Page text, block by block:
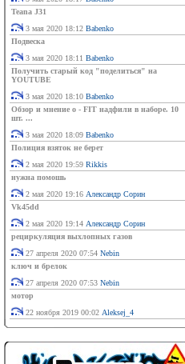
Teana J31
3 мая 2020 18:12 Babenko
Подвеска
3 мая 2020 18:11 Babenko
Получить старый код "поделиться" на
YOUTUBE
3 мая 2020 18:10 Babenko
Обзор и мнение о - FIT надфили в наборе. 10
шт. ...
3 мая 2020 18:09 Babenko
Полиция взяток не берет
2 мая 2020 19:59 Rikkis
нужна помошь
2 мая 2020 19:16 Александр Сорин
Vk45dd
2 мая 2020 19:14 Александр Сорин
рециркуляция выхлопных газов
27 апреля 2020 07:54 Nebin
ключ и брелок
27 апреля 2020 07:53 Nebin
мотор
22 ноября 2019 00:02 Aleksej_4